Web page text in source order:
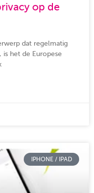
op de
dat regelmatig
is het de Europese
IPHONE / IPAD